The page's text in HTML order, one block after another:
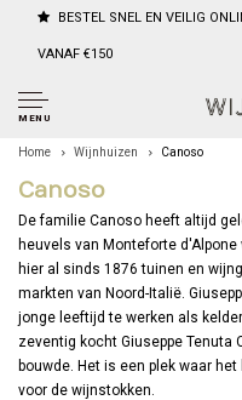
BESTEL SNEL EN VEILIG
VANAF €150
MENU
Home Wijnhuizen Canoso
Canoso
De familie Canoso heeft altijd
heuvels van Monteforte
hier al sinds 1876 tuinen en
markten van Noord-Italië.
jonge leeftijd te werken als
zeventig kocht Giuseppe Tenuta
bouwde. Het is een plek waar
voor de wijnstokken.